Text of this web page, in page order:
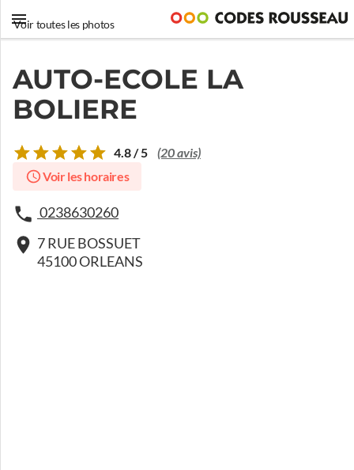
Voir toutes les photos
AUTO-ECOLE LA
BOLIERE
4.8 / 5 (20 avis)
Voir les horaires
0238630260
7 RUE BOSSUET
45100 ORLEANS